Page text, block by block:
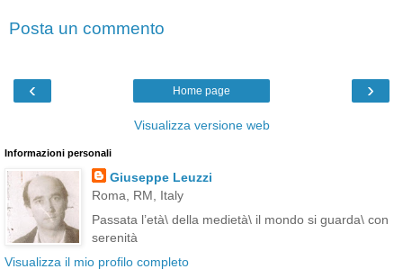
Posta un commento
‹ ›
Home page
Visualizza versione web
Informazioni personali
Giuseppe Leuzzi
Roma, RM, Italy
Passata l’età\ della medietà\ il mondo si guarda\ con
serenità
Visualizza il mio profilo completo